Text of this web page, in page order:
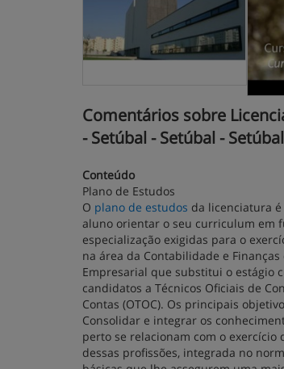
Comentários sobre
- Setúbal - Setúbal - Setúbal
Conteúdo
Plano de Estudos
O plano de estudos da licenciatura
aluno orientar o seu curriculum em
especialização exigidas para o
na área da Contabilidade e
Empresarial que substitui o estágio
candidatos a Técnicos Oficiais de
Contas (OTOC). Os principais
Consolidar e integrar os
perto se relacionam com o
dessas profissões, integrada no